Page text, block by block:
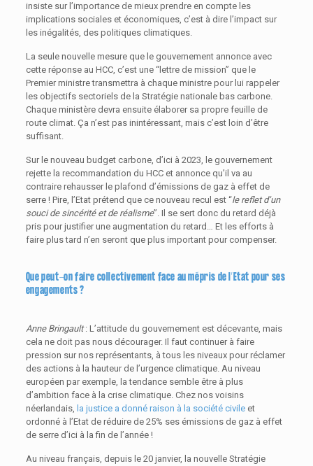
insiste sur l’importance de mieux prendre en compte les
implications sociales et économiques, c’est à dire l’impact sur
les inégalités, des politiques climatiques.
La seule nouvelle mesure que le gouvernement annonce avec
cette réponse au HCC, c’est une “lettre de mission” que le
Premier ministre transmettra à chaque ministre pour lui rappeler
les objectifs sectoriels de la Stratégie nationale bas carbone.
Chaque ministère devra ensuite élaborer sa propre feuille de
route climat. Ça n’est pas inintéressant, mais c’est loin d’être
suffisant.
Sur le nouveau budget carbone, d’ici à 2023, le gouvernement
rejette la recommandation du HCC et annonce qu’il va au
contraire rehausser le plafond d’émissions de gaz à effet de
serre ! Pire, l’Etat prétend que ce nouveau recul est “le reflet d’un
souci de sincérité et de réalisme”. Il se sert donc du retard déjà
pris pour justifier une augmentation du retard… Et les efforts à
faire plus tard n’en seront que plus important pour compenser.
Que peut-on faire collectivement face au mépris de l’Etat pour ses
engagements ?
Anne Bringault: L’attitude du gouvernement est décevante, mais
cela ne doit pas nous décourager. Il faut continuer à faire
pression sur nos représentants, à tous les niveaux pour réclamer
des actions à la hauteur de l’urgence climatique. Au niveau
européen par exemple, la tendance semble être à plus
d’ambition face à la crise climatique. Chez nos voisins
néerlandais, la justice a donné raison à la société civileet
ordonné à l’Etat de réduire de 25% ses émissions de gaz à effet
de serre d’ici à la fin de l’année !
Au niveau français, depuis le 20 janvier, la nouvelle Stratégie